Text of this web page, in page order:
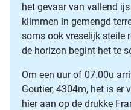
het gevaar van vallend
klimmen in gemengd
soms ook vreselijk steile
de horizon begint het te
Om een uur of 07.00u
Goutier, 4304m, het is er
hier aan op de drukke